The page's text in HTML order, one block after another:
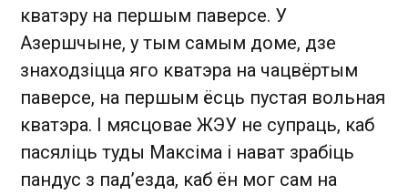
кватэру на першым паверсе. У
Азершчыне, у тым самым доме, дзе
знаходзіцца яго кватэра на чацвёртым
паверсе, на першым ёсць пустая вольная
кватэра. І мясцовае ЖЭУ не супраць, каб
пасяліць туды Максіма і нават зрабіць
пандус з пад’езда, каб ён мог сам на